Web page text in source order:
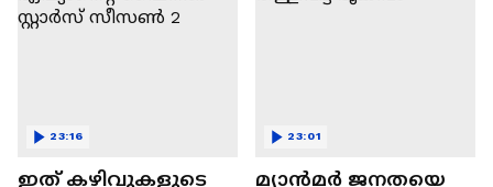
ഇത് കഴിവുകളുടെ
23:16
മ്യാൻമർ ജനതയെ
23:01